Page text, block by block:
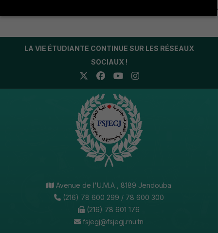
LA VIE ÉTUDIANTE CONTINUE SUR LES RÉSEAUX
SOCIAUX !
Avenue de l'U.M.A , 8189 Jendouba
(216) 78 600 299 / 78 600 300
(216) 78 601 176
fsjegj@fsjegj.rnu.tn